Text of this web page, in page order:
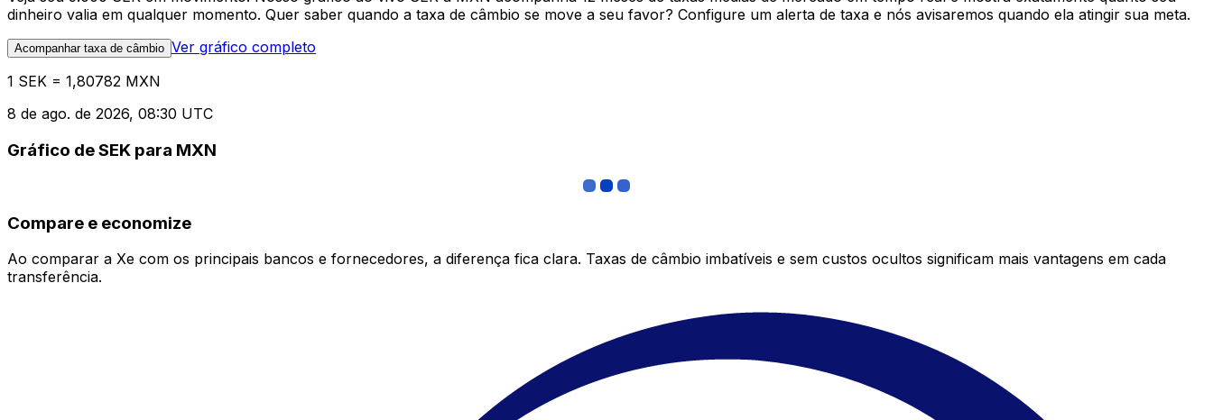
dinheiro valia em qualquer momento. Quer saber quando a taxa de câmbio se move a seu favor? Configure um alerta de taxa e nós avisaremos quando ela atingir sua meta.
Acompanhar taxa de câmbio Ver gráfico completo
1 SEK = 1,80782 MXN
8 de ago. de 2026, 08:30 UTC
Gráfico de SEK para MXN
Compare e economize
Ao comparar a Xe com os principais bancos e fornecedores, a diferença fica clara. Taxas de câmbio imbatíveis e sem custos ocultos significam mais vantagens em cada
transferência.